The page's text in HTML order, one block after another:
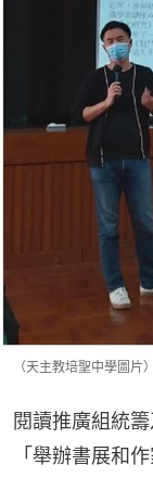
（天主教培聖中學圖片）
閱讀推廣組統
「舉辦書展和